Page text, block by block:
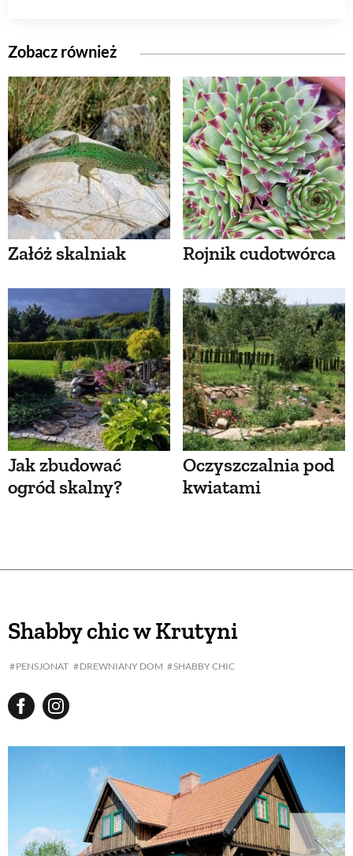
Zobacz również
Załóż skalniak Rojnik cudotwórca
Jak zbudować
ogród skalny?
Oczyszczalnia pod
kwiatami
Shabby chic w Krutyni
PENSJONAT DREWNIANY DOM SHABBY CHIC